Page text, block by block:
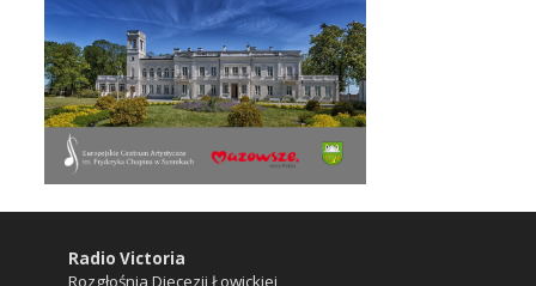
Radio Victoria
Rozgłośnia Diecezji Łowickiej